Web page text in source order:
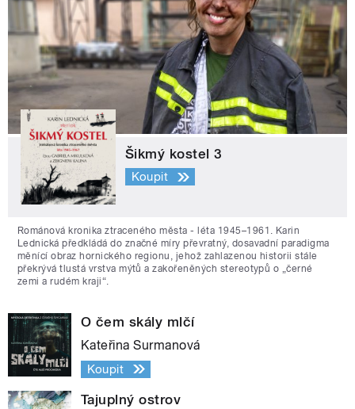
Šikmý kostel 3
Koupit
Románová kronika ztraceného města - léta 1945–1961. Karin
Lednická předkládá do značné míry převratný, dosavadní paradigma
měnící obraz hornického regionu, jehož zahlazenou historii stále
překrývá tlustá vrstva mýtů a zakořeněných stereotypů o „černé
zemi a rudém kraji“.
O čem skály mlčí
Kateřina Surmanová
Koupit
Tajuplný ostrov